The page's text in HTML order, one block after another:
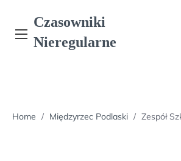
content
Czasowniki
Nieregularne
Home / Międzyrzec Podlaski / Zespół